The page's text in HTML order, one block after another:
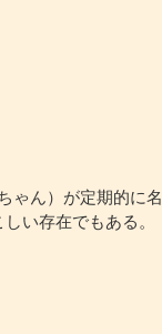
ゃん）が定期的に名
い存在でもある。